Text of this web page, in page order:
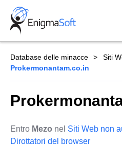
Skip
content
Database delle minacce
Siti
Prokermonantam.co.in
Entro Mezo nel Siti Web non
Dirottatori del browser